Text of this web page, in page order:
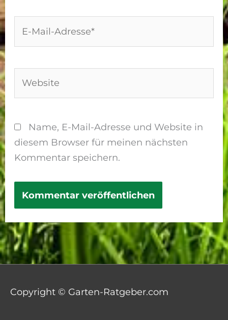
Mail-
Name, E-Mail-Adresse und Website in
diesem Browser für meinen nächsten
Kommentar speichern.
Copyright © Garten-Ratgeber.com